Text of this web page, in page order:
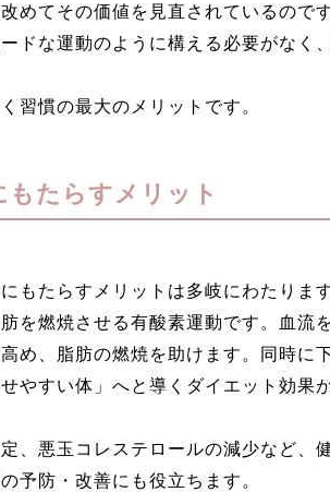
めてその価値を見直されているのです
ドな運動のように構える必要がなく
習慣の最大のメリットです。
たらすメリット
もたらすメリットは多岐にわたります
を燃焼させる有酸素運動です。血流
め、脂肪の燃焼を助けます。同時に
やすい体」へと導くダイエット効果
、悪玉コレステロールの減少など、
予防・改善にも役立ちます。